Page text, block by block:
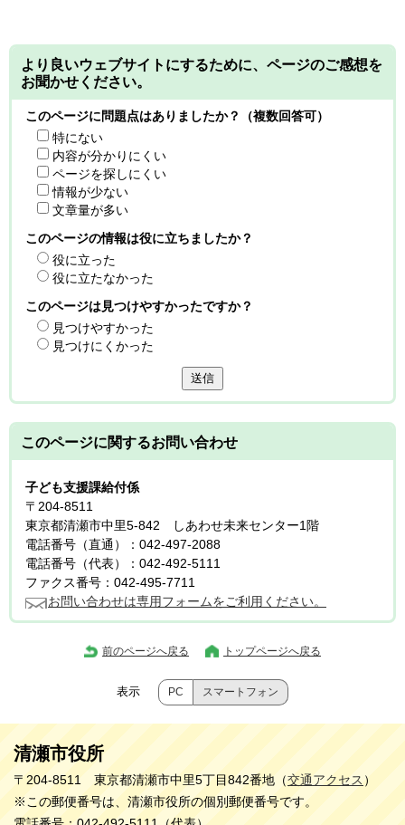
より良いウェブサイトにするために、ページのご感想を
お聞かせください。
このページに問題点はありましたか？（複数回答可）
特にない
内容が分かりにくい
ページを探しにくい
情報が少ない
文章量が多い
このページの情報は役に立ちましたか？
役に立った
役に立たなかった
このページは見つけやすかったですか？
見つけやすかった
見つけにくかった
送信
このページに関するお問い合わせ
子ども支援課給付係
〒204-8511
東京都清瀬市中里5-842 しあわせ未来センター1階
電話番号（直通）：042-497-2088
電話番号（代表）：042-492-5111
ファクス番号：042-495-7711
お問い合わせは専用フォームをご利用ください。
前のページへ戻る トップページへ戻る
表示 PC スマートフォン
清瀬市役所
〒204-8511 東京都清瀬市中里5丁目842番地（交通アクセス ）
※この郵便番号は、清瀬市役所の個別郵便番号です。